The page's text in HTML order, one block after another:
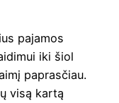
pajamos
iki šiol
paprasčiau.
visą kartą